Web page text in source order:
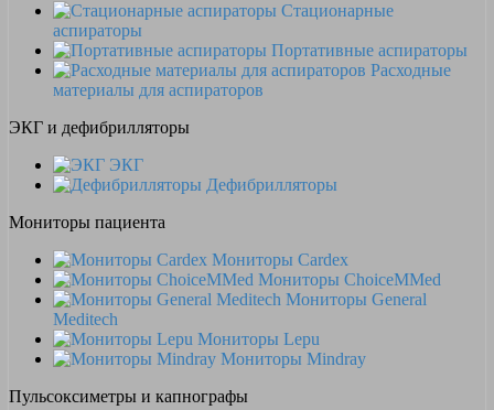
Стационарные
аспираторы
Портативные аспираторы
Расходные
материалы для аспираторов
ЭКГ и дефибрилляторы
ЭКГ
Дефибрилляторы
Мониторы пациента
Мониторы Cardex
Мониторы ChoiceMMed
Мониторы General
Meditech
Мониторы Lepu
Мониторы Mindray
Пульсоксиметры и капнографы